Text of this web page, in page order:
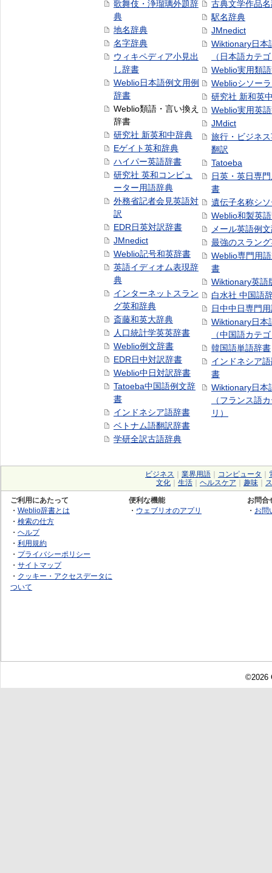
歌舞伎・浄瑠璃外題辞
典
地名辞典
名字辞典
ウィキペディア小見出
し辞書
Weblio日本語例文用例
辞書
Weblio類語・言い換え
辞書
研究社 新英和中辞典
Eゲイト英和辞典
ハイパー英語辞書
研究社 英和コンピュ
ーター用語辞典
外務省記者会見英語対
訳
EDR日英対訳辞書
JMnedict
Weblio記号和英辞書
英語イディオム表現辞
典
インターネットスラン
グ英和辞典
斎藤和英大辞典
人口統計学英英辞書
Weblio例文辞書
EDR日中対訳辞書
Weblio中日対訳辞書
Tatoeba中国語例文辞
書
インドネシア語辞書
ベトナム語翻訳辞書
学研全訳古語辞典
古典文学作品
駅名辞典
JMnedict
Wiktionary日本
（日本語カテ
Weblio実用類
Weblioシソー
研究社 新和英
Weblio実用英
JMdict
旅行・ビジネ
翻訳
Tatoeba
日英・英日専
書
遺伝子名称シ
Weblio和製英
メール英語例
最強のスラン
Weblio専門用
書
Wiktionary英語
白水社 中国語
日中中日専門
Wiktionary日本
（中国語カテ
韓国語単語辞書
インドネシア
書
Wiktionary日本
（フランス語
リ）
ビジネス 業界用語 コンピュータ
文化
生活 ヘルスケア 趣味
ご利用にあたって
・ Weblio辞書とは
・ 検索の仕方
・ ヘルプ
・ 利用規約
・ プライバシーポリシー
・ サイトマップ
・ クッキー・アクセスデータに
ついて
便利な機能
・ ウェブリオのアプリ
お問合
・ お問
©2026